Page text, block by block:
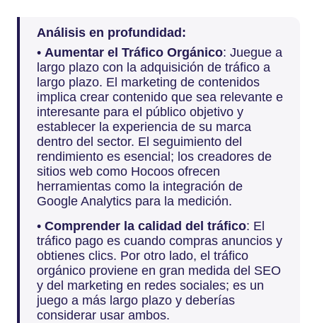
Análisis en profundidad:
• Aumentar el Tráfico Orgánico: Juegue a
largo plazo con la adquisición de tráfico a
largo plazo. El marketing de contenidos
implica crear contenido que sea relevante e
interesante para el público objetivo y
establecer la experiencia de su marca
dentro del sector. El seguimiento del
rendimiento es esencial; los creadores de
sitios web como Hocoos ofrecen
herramientas como la integración de
Google Analytics para la medición.
• Comprender la calidad del tráfico: El
tráfico pago es cuando compras anuncios y
obtienes clics. Por otro lado, el tráfico
orgánico proviene en gran medida del SEO
y del marketing en redes sociales; es un
juego a más largo plazo y deberías
considerar usar ambos.